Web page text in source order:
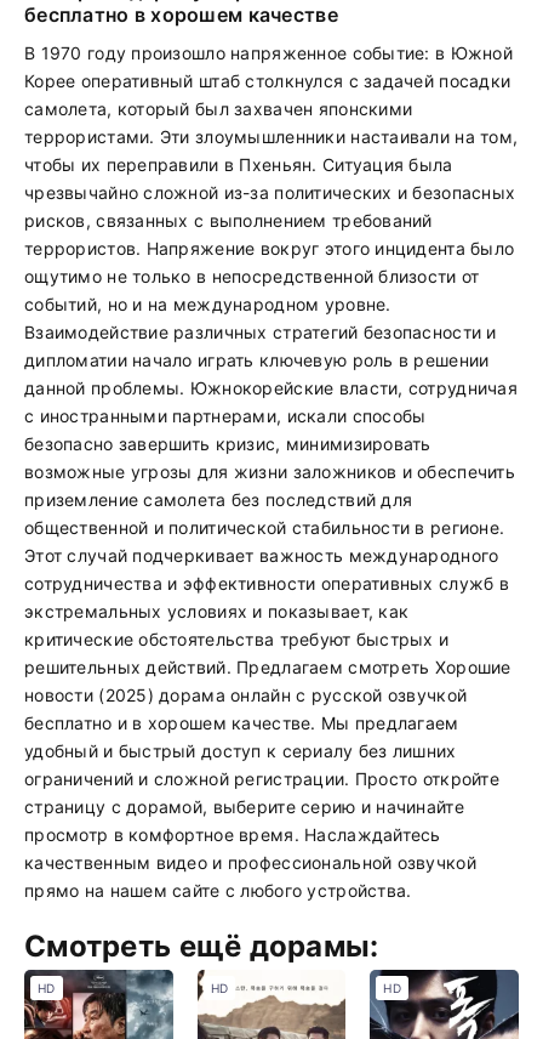
бесплатно в хорошем качестве
В 1970 году произошло напряженное событие: в Южной
Корее оперативный штаб столкнулся с задачей посадки
самолета, который был захвачен японскими
террористами. Эти злоумышленники настаивали на том,
чтобы их переправили в Пхеньян. Ситуация была
чрезвычайно сложной из-за политических и безопасных
рисков, связанных с выполнением требований
террористов. Напряжение вокруг этого инцидента было
ощутимо не только в непосредственной близости от
событий, но и на международном уровне.
Взаимодействие различных стратегий безопасности и
дипломатии начало играть ключевую роль в решении
данной проблемы. Южнокорейские власти, сотрудничая
с иностранными партнерами, искали способы
безопасно завершить кризис, минимизировать
возможные угрозы для жизни заложников и обеспечить
приземление самолета без последствий для
общественной и политической стабильности в регионе.
Этот случай подчеркивает важность международного
сотрудничества и эффективности оперативных служб в
экстремальных условиях и показывает, как
критические обстоятельства требуют быстрых и
решительных действий. Предлагаем смотреть Хорошие
новости (2025) дорама онлайн с русской озвучкой
бесплатно и в хорошем качестве. Мы предлагаем
удобный и быстрый доступ к сериалу без лишних
ограничений и сложной регистрации. Просто откройте
страницу с дорамой, выберите серию и начинайте
просмотр в комфортное время. Наслаждайтесь
качественным видео и профессиональной озвучкой
прямо на нашем сайте с любого устройства.
Смотреть ещё дорамы:
HD HD HD